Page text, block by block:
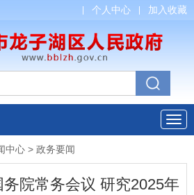
个人中心 加入收藏
中心 > 政务要闻
院常务会议 研究2025年